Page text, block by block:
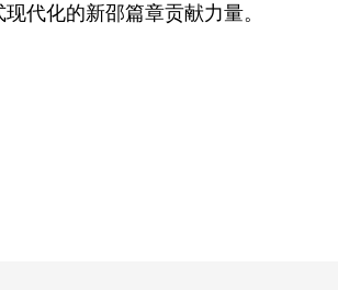
代化的新邵篇章贡献力量。